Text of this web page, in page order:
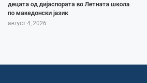
децата од дијаспората во Летната школа
по македонски јазик
август 4, 2026